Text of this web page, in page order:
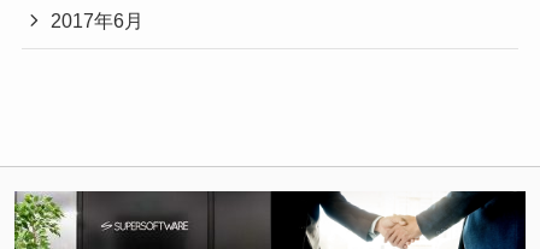
2017年6月